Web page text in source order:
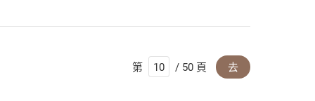
第 / 50 頁 去